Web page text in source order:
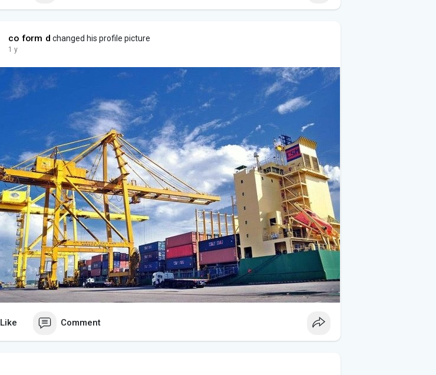
co form d changed his profile picture
1 y
Like Comment